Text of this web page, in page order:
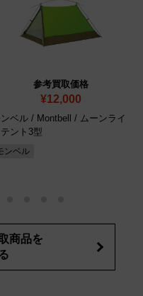
参考買取価格
¥12,000
ベル / Montbell / ムーンライ
テント3型
ンベル
商品を